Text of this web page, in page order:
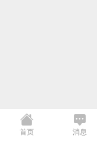
首页 消息